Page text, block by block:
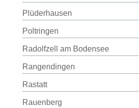
Plüderhausen
Poltringen
Radolfzell am Bodensee
Rangendingen
Rastatt
Rauenberg